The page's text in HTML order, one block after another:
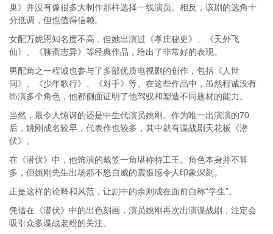
巢》并没有像很多大制作那样选择一线演员。相反，该剧的选角十
分低调，但也值得信赖。
女配万妮恩知名度不高，但她出演过《孝庄秘史》、《天外飞
仙》、《聊斋志异》等经典作品，给出了非常好的表现。
男配角之一程诚也参与了多部优质电视剧的创作，包括《人世
间》、《少年歌行》、《对手》等。在这些作品中，虽然程诚没有
饰演多个角色，他都侧面证明了他驾驭和塑造不同题材的能力。
当然，最令人惊讶的还是中生代演员姚刚。作为唯一出演演的70
后，姚刚成名较早，代表作也较多，其中就有谍战剧天花板《潜
伏》。
在《潜伏》中，他饰演的戴笠一角堪称特工王。角色本身并不算
多，但姚刚先生出场那不怒自威的震慑感令人印象深刻。
正是这样的诠释和风范，让剧中的余则成在面前自称“学生”。
凭借在《潜伏》中的出色刻画，演员姚刚再次出演谍战剧，注定会
吸引众多谍战老粉的关注。